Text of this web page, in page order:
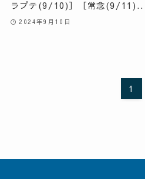
ラプテ(9/10)］［常念(9/
2024年9月10日
1